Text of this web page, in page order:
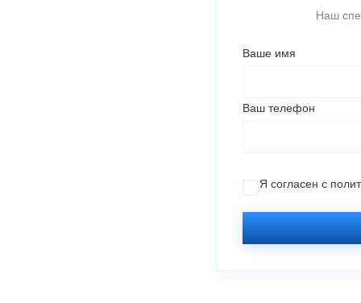
Наш
Ваше имя
Ваш телефон
Я согласен с